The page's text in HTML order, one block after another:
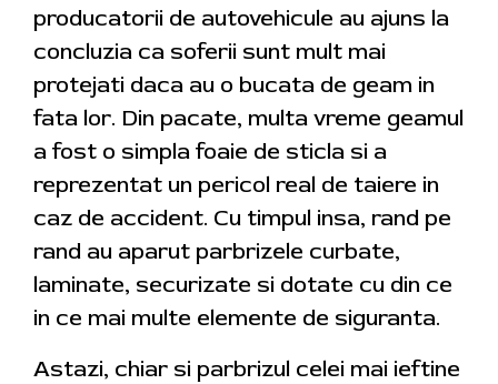
producatorii de autovehicule au ajuns la
concluzia ca soferii sunt mult mai
protejati daca au o bucata de geam in
fata lor. Din pacate, multa vreme geamul
a fost o simpla foaie de sticla si a
reprezentat un pericol real de taiere in
caz de accident. Cu timpul insa, rand pe
rand au aparut parbrizele curbate,
laminate, securizate si dotate cu din ce
in ce mai multe elemente de siguranta.
Astazi, chiar si parbrizul celei mai ieftine